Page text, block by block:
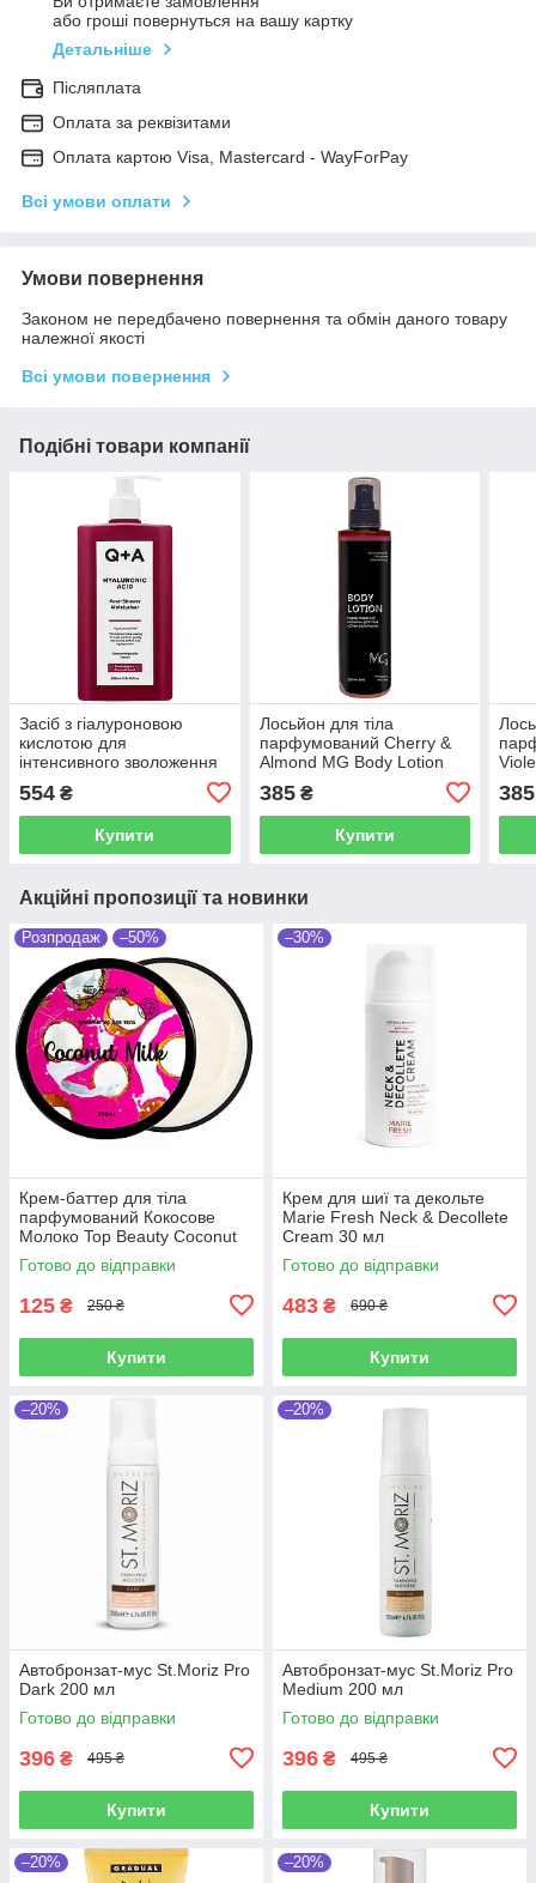
або гроші повернуться на вашу картку
Детальніше
Післяплата
Оплата за реквізитами
Оплата картою Visa, Mastercard - WayForPay
Всі умови оплати
Умови повернення
Законом не передбачено повернення та обмін даного товару
належної якості
Всі умови повернення
Подібні товари компанії
Засіб з гіалуроновою
кислотою для
інтенсивного зволоження
Post-Shower Moisturiser
250 мл
554 ₴
Купити
Лосьйон для тіла
парфумований Cherry &
Almond MG Body Lotion
385₴
Купити
385
Акційні пропозиції та новинки
Розпродаж –50%
Крем-баттер для тіла
парфумований Кокосове
Молоко Top Beauty Coconut
Milk 250 мл
Готово до відправки
125 ₴ 250 ₴
Купити
–30%
Крем для шиї та декольте
Marie Fresh Neck & Decollete
Cream 30 мл
Готово до відправки
483 ₴ 690 ₴
Купити
–20%
Автобронзат-мус St.Moriz Pro
Dark 200 мл
Готово до відправки
396 ₴ 495 ₴
Купити
–20%
Автобронзат-мус St.Moriz Pro
Medium 200 мл
Готово до відправки
396 ₴ 495 ₴
Купити
–20% –20%